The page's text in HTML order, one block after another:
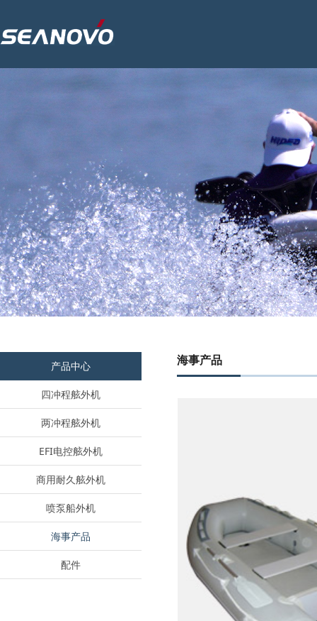
产品中心
四冲程舷外机
两冲程舷外机
EFI电控舷外机
商用耐久舷外机
喷泵船外机
海事产品
配件
海事产品